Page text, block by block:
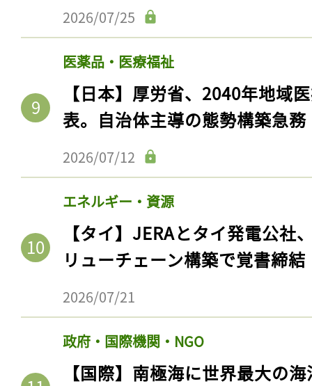
2026/07/25
医薬品・医療福祉
【日本】厚労省、2040年地域
表。自治体主導の態勢構築急務
2026/07/12
エネルギー・資源
【タイ】JERAとタイ発電公社
リューチェーン構築で覚書締結
2026/07/21
政府・国際機関・NGO
【国際】南極海に世界最大の